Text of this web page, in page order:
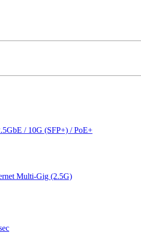
/ 10G (SFP+) / PoE+
Multi-Gig (2.5G)